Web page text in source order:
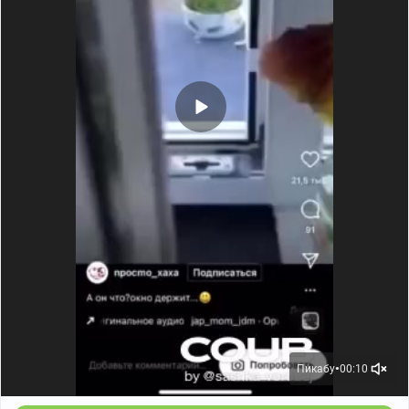
следующего месяца количество жертв лишь
увеличивалось. Случались дни, когда медики
фиксировали по 4—5 смертей, и, конечно, одной
случайной пневмонией объяснить это было уже
невозможно. Однако первое вскрытие провели лишь
10 апреля, и оно подтвердило худшие опасения
врачей. Диагноз гласил: «кожная форма сибирской
У сибирской язвы есть три формы. Кожная —
наименее опасная и самая распространенная (до 90%
всех случаев), она возникает, когда споры антракса
попадают на поврежденные участки кожи. Через пару
недель на этом месте возникает черный струп,
окруженный красным валиком воспаленной кожи.
Отсюда и западное название инфекции — антракс
(греческое «уголь»).
Пикабу●00:10